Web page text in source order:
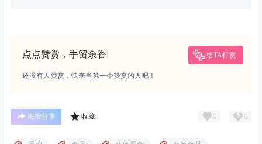
点点赞赏，手留余香 给TA打赏
还没有人赞赏，快来当第一个赞赏的人吧！
海报分享 收藏 0 0